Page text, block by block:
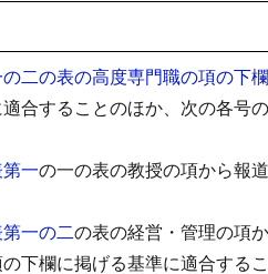
二の表の高度専門職の項の下
合することのほか、次の各号
一の一の表の教授の項から報
一の二の表の経営・管理の項
下欄に掲げる基準に適合するこ